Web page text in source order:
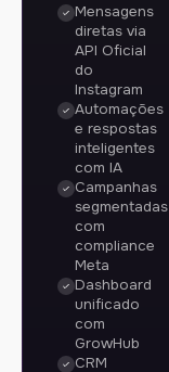
Mensagens
diretas via
API Oficial
do
Instagram
Automações
e respostas
inteligentes
com IA
Campanhas
segmentadas
com
compliance
Meta
Dashboard
unificado
com
GrowHub
CRM